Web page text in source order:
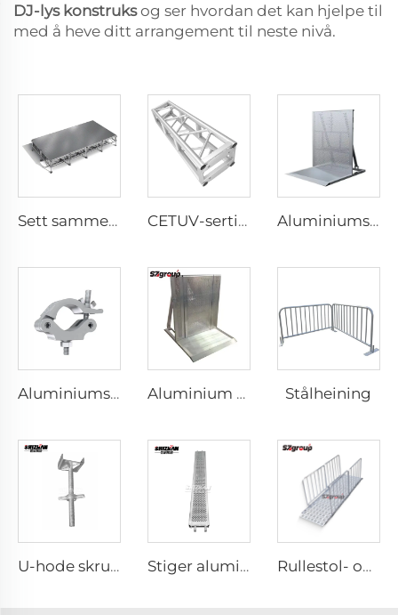
DJ-lys konstruksog ser hvordan det kan hjelpe til
med å heve ditt arrangement til neste nivå.
Sett sammen scene CETUV-sertifisert aluminiumsvisninger Lettmontert boltetriste for scenehendelser Aluminiumsbarriere
Aluminiums svart sølv spiralrør konstruksjonskobling display konstruksjonssystem aluminium klemme Aluminium Barriere Dør Stålheining
U-hode skruejekk Stiger aluminiumsbjelker Rullestol- og skooteramper